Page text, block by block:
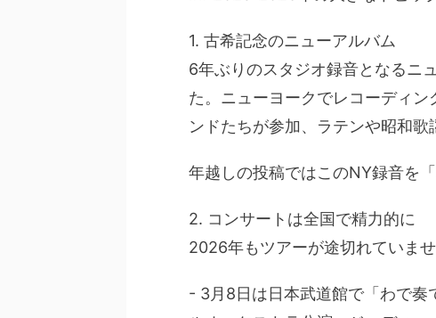
1. 古希記念のニューアルバム
6年ぶりのスタジオ録音となるニ
た。ニューヨークでレコーディ
ンドたちが参加、ラテンや昭和歌
年越しの投稿ではこのNY録音を
2. コンサートは全国で精力的に
2026年もツアーが途切れていませ
- 3月8日は日本武道館で「わで奏